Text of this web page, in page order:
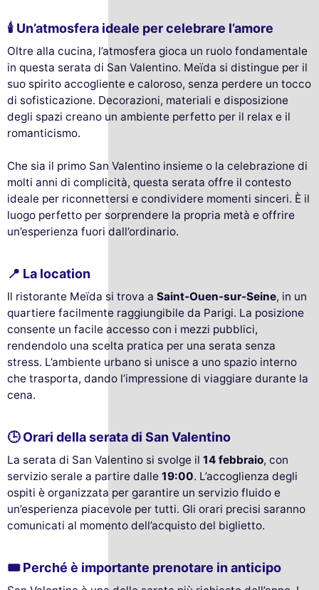
🕯️ Un’atmosfera ideale per celebrare l’amore
Oltre alla cucina, l’atmosfera gioca un ruolo fondamentale
in questa serata di San Valentino. Meïda si distingue per il
suo spirito accogliente e caloroso, senza perdere un tocco
di sofisticazione. Decorazioni, materiali e disposizione
degli spazi creano un ambiente perfetto per il relax e il
romanticismo.
Che sia il primo San Valentino insieme o la celebrazione di
molti anni di complicità, questa serata offre il contesto
ideale per riconnettersi e condividere momenti sinceri. È il
luogo perfetto per sorprendere la propria metà e offrire
un’esperienza fuori dall’ordinario.
📍 La location
Il ristorante Meïda si trova a Saint-Ouen-sur-Seine, in un
quartiere facilmente raggiungibile da Parigi. La posizione
consente un facile accesso con i mezzi pubblici,
rendendolo una scelta pratica per una serata senza
stress. L’ambiente urbano si unisce a uno spazio interno
che trasporta, dando l’impressione di viaggiare durante la
cena.
🕒 Orari della serata di San Valentino
La serata di San Valentino si svolge il 14 febbraio, con
servizio serale a partire dalle 19:00. L’accoglienza degli
ospiti è organizzata per garantire un servizio fluido e
un’esperienza piacevole per tutti. Gli orari precisi saranno
comunicati al momento dell’acquisto del biglietto.
🎟️ Perché è importante prenotare in anticipo